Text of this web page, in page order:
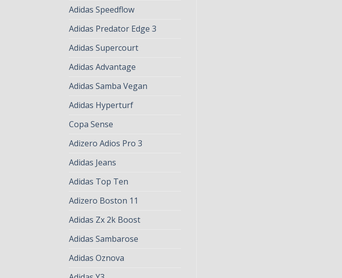
Adidas Speedflow
Adidas Predator Edge 3
Adidas Supercourt
Adidas Advantage
Adidas Samba Vegan
Adidas Hyperturf
Copa Sense
Adizero Adios Pro 3
Adidas Jeans
Adidas Top Ten
Adizero Boston 11
Adidas Zx 2k Boost
Adidas Sambarose
Adidas Oznova